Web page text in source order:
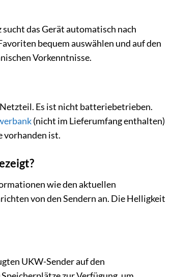
das Gerät automatisch nach
bequem auswählen und auf den
Vorkenntnisse.
Es ist nicht batteriebetrieben.
(nicht im Lieferumfang enthalten)
vorhanden ist.
wie den aktuellen
von den Sendern an. Die Helligkeit
UKW-Sender auf den